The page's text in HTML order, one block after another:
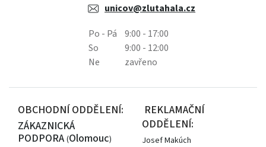
unicov@zlutahala.cz
Po - Pá
9:00 - 17:00
So
9:00 - 12:00
Ne
zavřeno
OBCHODNÍ ODDĚLENÍ:
ZÁKAZNICKÁ
PODPORA (Olomouc)
REKLAMAČNÍ
ODDĚLENÍ:
Josef Makúch